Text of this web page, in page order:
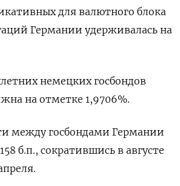
для валютного блока
Германии удерживалась на
немецких госбондов
на отметке 1,9706%.
между госбондами Германии
б.п., сократившись в августе